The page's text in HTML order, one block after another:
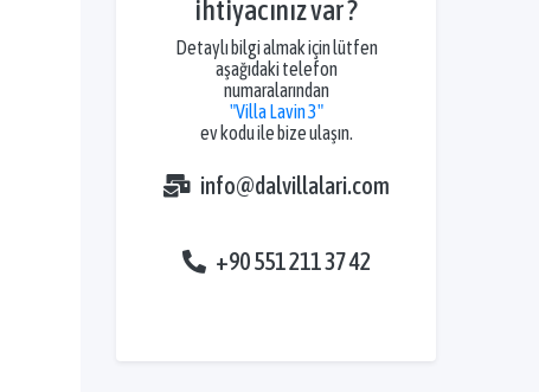
ihtiyacınız var ?
Detaylı bilgi almak için lütfen
aşağıdaki telefon
numaralarından
"Villa Lavin 3"
ev kodu ile bize ulaşın.
info@dalvillalari.com
+90 551 211 37 42